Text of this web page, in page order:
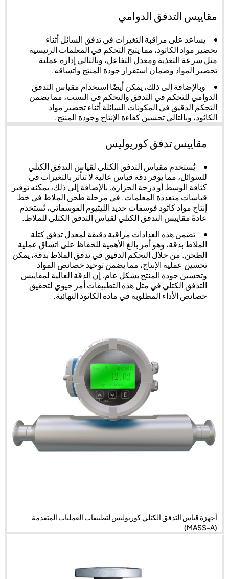
مقاييس التدفق الدوامي
يساعد على مراقبة التغيرات في تدفق السائل أثناء
تحضير مواد الكاثود، مما يتيح التحكم في المعلمات الرئيسية
مثل سرعة التغذية ومعدل التفاعل، وبالتالي إدارة عملية
تحضير المواد وضمان استقرار جودة المنتج واتساقه.
وبالإضافة إلى ذلك، يمكن أيضًا استخدام مقياس التدفق
الدوامي للتحكم في التدفق والتحكم في النسب، مما يضمن
التحكم الدقيق في المكونات السائلة أثناء تحضير مواد
الكاثود، وبالتالي تحسين كفاءة الإنتاج وجودة المنتج.
مقاييس تدفق كوريوليس
يُستخدم مقياس التدفق الكتلي لقياس التدفق الكتلي
للسوائل، مما يوفر دقة قياس عالية لا تتأثر بالتغيرات في
كثافة الوسط أو درجة الحرارة. بالإضافة إلى ذلك، يمكنه توفير
قياسات متعددة المعلمات. في مرحلة طحن الملاط في خط
إنتاج مواد كاثود فوسفات حديد الليثيوم الفوسفاتي، تُستخدم
عادةً مقاييس التدفق الكتلي لقياس التدفق الكتلي للملاط.
تضمن هذه العدادات مراقبة دقيقة لمعدل تدفق كتلة
الملاط بدقة، وهو أمر بالغ الأهمية للحفاظ على اتساق عملية
الطحن. من خلال التحكم الدقيق في تدفق الملاط بدقة، يمكن
تحسين عملية الإنتاج، مما يضمن توحيد خصائص المواد
وتحسين جودة المنتج بشكل عام. إن الدقة العالية لمقاييس
التدفق الكتلي في مثل هذه التطبيقات أمر حيوي لتحقيق
خصائص الأداء المطلوبة في مادة الكاثود النهائية.
أجهزة قياس التدفق الكتلي كوريوليس لتطبيقات العمليات المتقدمة
(MASS-A)